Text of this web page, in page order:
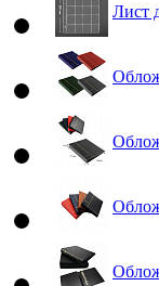
Лист